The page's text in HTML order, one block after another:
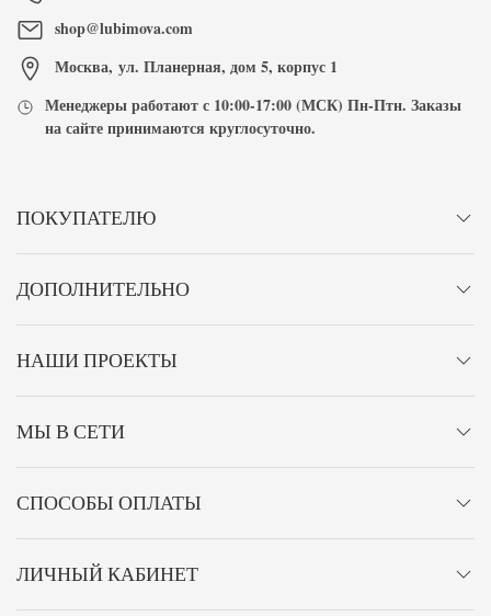
shop@lubimova.com
Москва, ул. Планерная, дом 5, корпус 1
Менеджеры работают с 10:00-17:00(МСК) Пн-Птн. Заказы
на сайте принимаются круглосуточно.
ПОКУПАТЕЛЮ
ДОПОЛНИТЕЛЬНО
НАШИ ПРОЕКТЫ
МЫ В СЕТИ
СПОСОБЫ ОПЛАТЫ
ЛИЧНЫЙ КАБИНЕТ